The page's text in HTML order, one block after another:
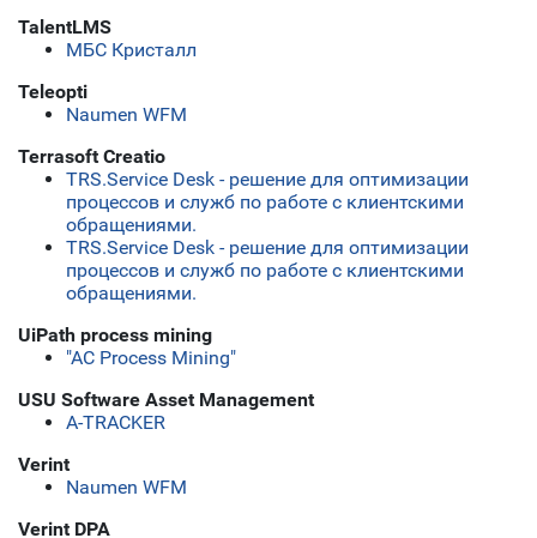
TalentLMS
МБС Кристалл
Teleopti
Naumen WFM
Terrasoft Creatio
TRS.Service Desk - решение для оптимизации
процессов и служб по работе с клиентскими
обращениями.
TRS.Service Desk - решение для оптимизации
процессов и служб по работе с клиентскими
обращениями.
UiPath process mining
"АС Process Mining"
USU Software Asset Management
A-TRACKER
Verint
Naumen WFM
Verint DPA